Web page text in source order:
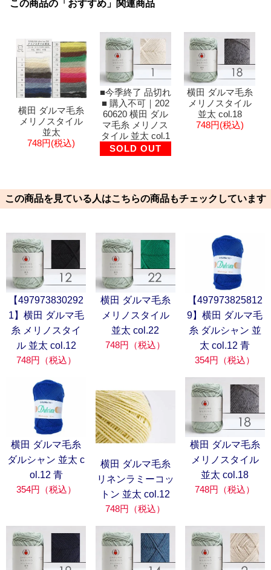
この商品の「おすすめ」関連商品
横田 ダルマ毛糸
メリノスタイル
並太
748円(税込)
■今季終了 品切れ
■ 購入不可｜202
60620 横田 ダル
マ毛糸 メリノス
タイル 並太 col.1
SOLD OUT
横田 ダルマ毛糸
メリノスタイル
並太 col.18
748円(税込)
この商品を見ている人はこちらの商品もチェックしています
【497973830292
1】横田 ダルマ毛
糸 メリノスタイ
ル 並太 col.12
748円（税込）
横田 ダルマ毛糸
メリノスタイル
並太 col.22
748円（税込）
【497973825812
9】横田 ダルマ毛
糸 ダルシャン 並
太 col.12 青
354円（税込）
横田 ダルマ毛糸
ダルシャン 並太 c
ol.12 青
354円（税込）
横田 ダルマ毛糸
リネンラミーコッ
トン 並太 col.12
748円（税込）
横田 ダルマ毛糸
メリノスタイル
並太 col.18
748円（税込）